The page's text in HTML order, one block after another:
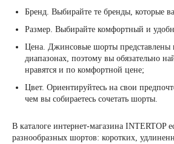
Бренд. Выбирайте те бренды, которые
Размер. Выбирайте комфортный и
Цена. Джинсовые шорты представлены
диапазонах, поэтому вы обязательно
нравятся и по комфортной цене;
Цвет. Ориентируйтесь на свои
чем вы собираетесь сочетать шорты.
В каталоге интернет-магазина INTERTOP
разнообразных шортов: коротких,